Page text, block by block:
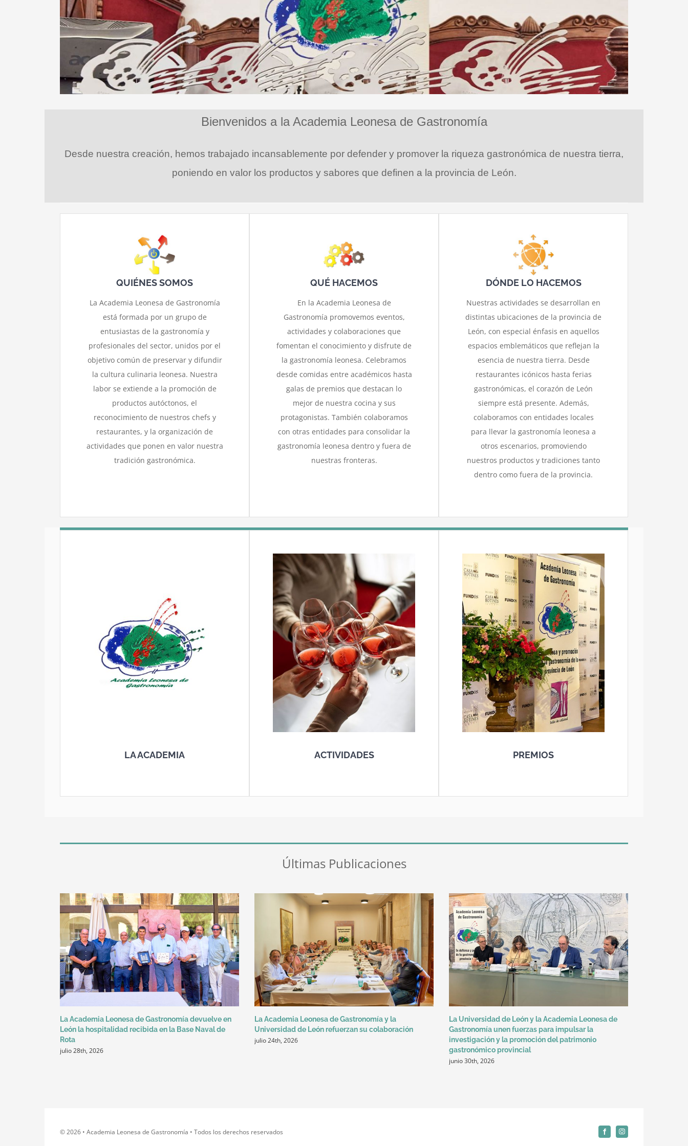
Bienvenidos a la Academia Leonesa de Gastronomía
Desde nuestra creación, hemos trabajado incansablemente por defender y promover la riqueza gastronómica de nuestra tierra,
poniendo en valor los productos y sabores que definen a la provincia de León.
QUIÉNES SOMOS
La Academia Leonesa de Gastronomía
está formada por un grupo de
entusiastas de la gastronomía y
profesionales del sector, unidos por el
objetivo común de preservar y difundir
la cultura culinaria leonesa. Nuestra
labor se extiende a la promoción de
productos autóctonos, el
reconocimiento de nuestros chefs y
restaurantes, y la organización de
actividades que ponen en valor nuestra
tradición gastronómica.
QUÉ HACEMOS
En la Academia Leonesa de
Gastronomía promovemos eventos,
actividades y colaboraciones que
fomentan el conocimiento y disfrute de
la gastronomía leonesa. Celebramos
desde comidas entre académicos hasta
galas de premios que destacan lo
mejor de nuestra cocina y sus
protagonistas. También colaboramos
con otras entidades para consolidar la
gastronomía leonesa dentro y fuera de
nuestras fronteras.
DÓNDE LO HACEMOS
Nuestras actividades se desarrollan en
distintas ubicaciones de la provincia de
León, con especial énfasis en aquellos
espacios emblemáticos que reflejan la
esencia de nuestra tierra. Desde
restaurantes icónicos hasta ferias
gastronómicas, el corazón de León
siempre está presente. Además,
colaboramos con entidades locales
para llevar la gastronomía leonesa a
otros escenarios, promoviendo
nuestros productos y tradiciones tanto
dentro como fuera de la provincia.
LA ACADEMIA ACTIVIDADES PREMIOS
Últimas Publicaciones
La Academia Leonesa de Gastronomía devuelve en
León la hospitalidad recibida en la Base Naval de
Rota
julio 28th, 2026
La Academia Leonesa de Gastronomía y la
Universidad de León refuerzan su colaboración
julio 24th, 2026
La Universidad de León y la Academia Leonesa de
Gastronomía unen fuerzas para impulsar la
investigación y la promoción del patrimonio
gastronómico provincial
junio 30th, 2026
© 2026 • Academia Leonesa de Gastronomía • Todos los derechos reservados